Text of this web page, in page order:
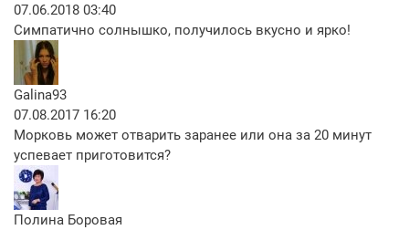
07.06.2018 03:40
Симпатично солнышко, получилось вкусно и ярко!
Galina93
07.08.2017 16:20
Морковь может отварить заранее или она за 20 минут
успевает приготовится?
Полина Боровая